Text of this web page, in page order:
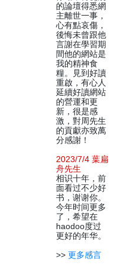
的論壇得悉網
主離世一事，
心有點哀傷，
後悔未曾跟他
言謝在學習期
間他的網站是
我的精神食
糧。見到好讀
重啟，有心人
延續好讀網站
的營運和更
新，很是感
激，對周先生
的貢獻亦致萬
分感謝！
2023/7/4 葉扁
舟先生
相识十年，前
面看过不少好
书，谢谢你。
今年时间更多
了，希望在
haodoo度过
更好的年华。
>> 更多感言